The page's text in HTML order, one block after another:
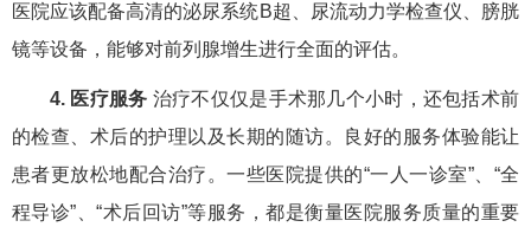
医院应该配备高清的泌尿系统B超、尿流动力学检查仪、膀胱
镜等设备，能够对前列腺增生进行全面的评估。
4. 医疗服务 治疗不仅仅是手术那几个小时，还包括术前
的检查、术后的护理以及长期的随访。良好的服务体验能让
患者更放松地配合治疗。一些医院提供的“一人一诊室”、“全
程导诊”、“术后回访”等服务，都是衡量医院服务质量的重要